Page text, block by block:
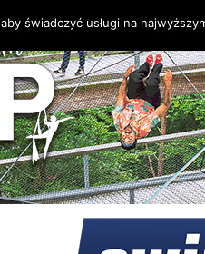
świadczyć usługi na